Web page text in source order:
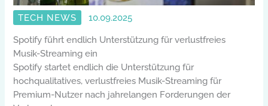
TECH NEWS 10.09.2025
Spotify führt endlich Unterstützung für verlustfreies
Musik-Streaming ein
Spotify startet endlich die Unterstützung für
hochqualitatives, verlustfreies Musik-Streaming für
Premium-Nutzer nach jahrelangen Forderungen der